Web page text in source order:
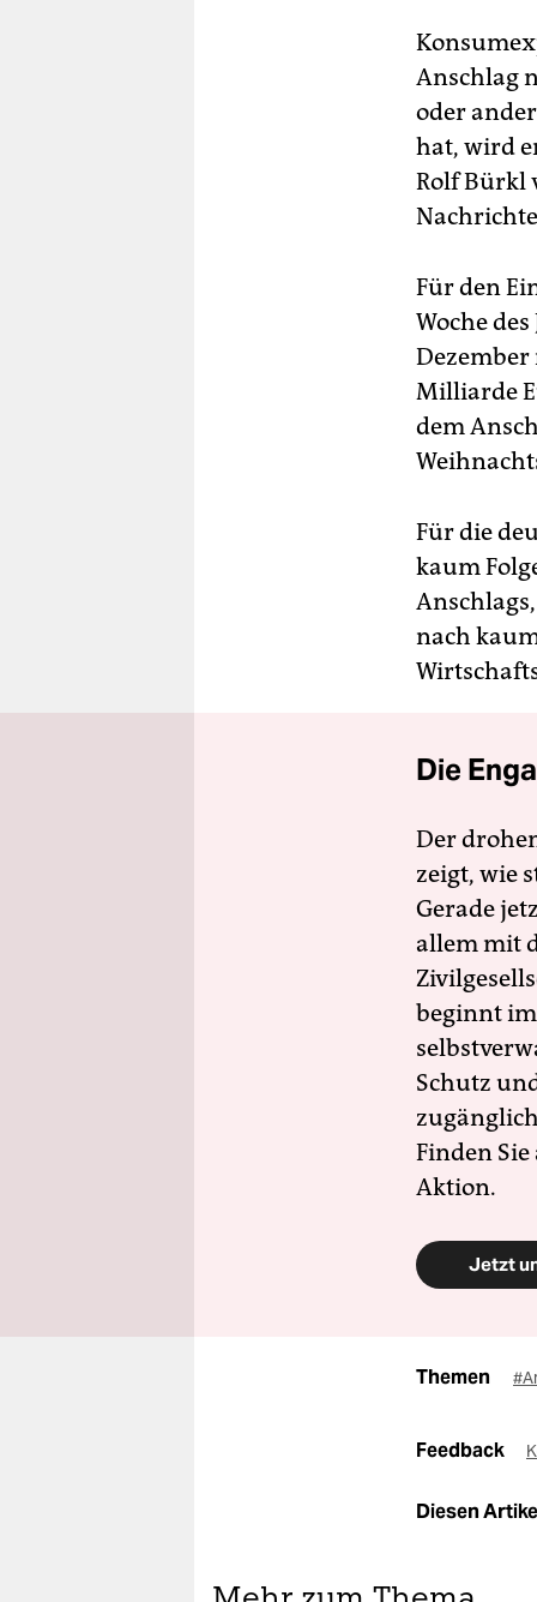
Anschlag
oder
hat, wird
Rolf Bürkl
Für den
Woche
Dezember
Milliarde
dem
Für die
kaum
nach
Die
Der
zeigt, wie
Gerade
allem mit
beginnt
Schutz
Finden
Aktion.
Jetzt
Themen
Feedback
Diesen